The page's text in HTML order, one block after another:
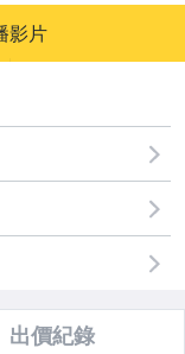
影片
出價紀錄